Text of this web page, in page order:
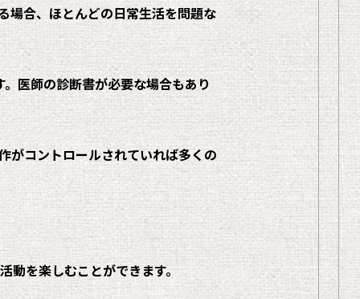
場合、ほとんどの日常生活を問題な
医師の診断書が必要な場合もあり
がコントロールされていれば多くの
動を楽しむことができます。